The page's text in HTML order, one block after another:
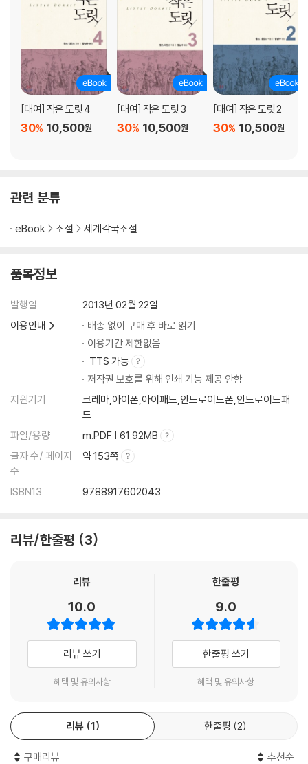
[대여] 작은 도릿 4
10,500원
30%
[대여] 작은 도릿 3
10,500원
30%
[대여] 작은 도릿 2
10,500원
30%
관련 분류
eBook 소설 세계각국소설
품목정보
발행일
2013년 02월 22일
이용안내
배송 없이 구매 후 바로 읽기
이용기간 제한없음
TTS 가능
저작권 보호를 위해 인쇄 기능 제공 안함
지원기기
크레마,아이폰,아이패드,안드로이드폰,안드로이드패
드
파일/용량
m.PDF | 61.92MB
글자 수/ 페이지
수
약 153쪽
ISBN13 9788917602043
리뷰/한줄평 3
리뷰
10.0
리뷰 쓰기
혜택 및 유의사항
한줄평
9.0
한줄평 쓰기
혜택 및 유의사항
리뷰 1 한줄평 2
구매리뷰 추천순